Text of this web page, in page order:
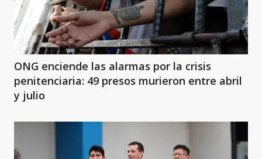
ONG enciende las alarmas por la crisis
penitenciaria: 49 presos murieron entre abril
y julio